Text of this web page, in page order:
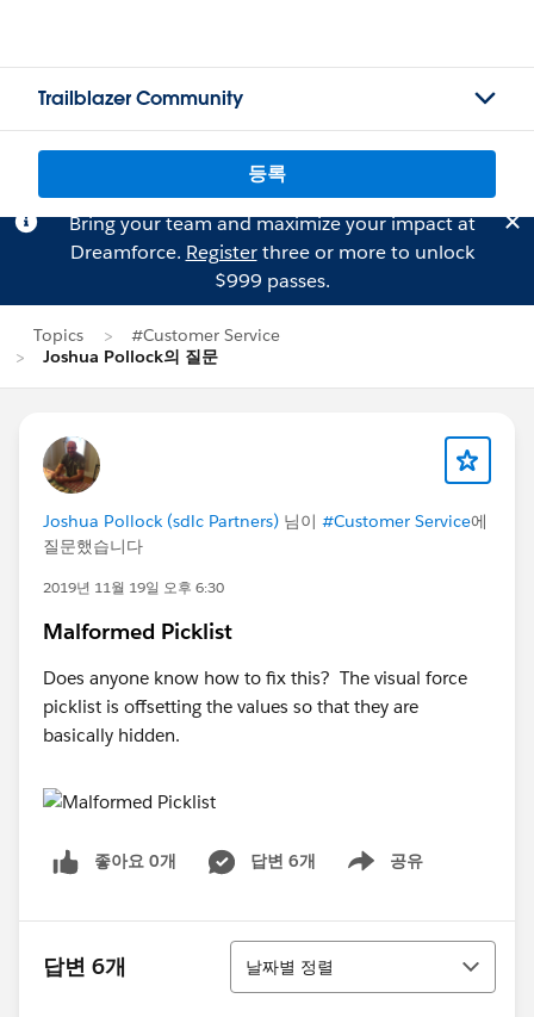
Trailblazer Community
등록
Bring your team and maximize your impact at
Dreamforce. Registerthree or more to unlock
$999 passes.
Topics
#Customer Service
Joshua Pollock의 질문
Joshua Pollock (sdlc Partners) 님이 #Customer Service에
질문했습니다
2019년 11월 19일 오후 6:30
Malformed Picklist
Does anyone know how to fix this? The visual force
picklist is offsetting the values so that they are
basically hidden.
좋아요 0개 답변 6개 공유
Show menu
답변 6개
정렬
날짜별 정렬